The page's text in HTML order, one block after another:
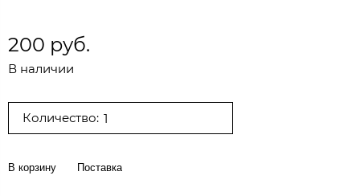
200 руб.
В наличии
Количество:
В корзину Поставка